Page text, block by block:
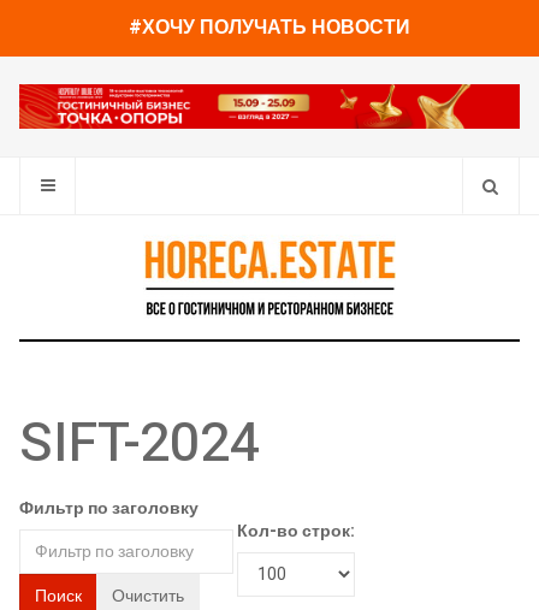
#ХОЧУ ПОЛУЧАТЬ НОВОСТИ
SIFT-2024
Фильтр по заголовку
Поиск Очистить
Кол-во строк: